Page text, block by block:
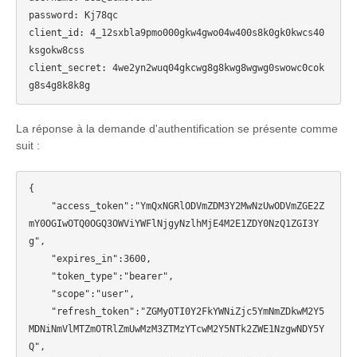
password: Kj78qc
client_id: 4_12sxbla9pmo000gkw4gwo04w400s8k0gk0kwcs40
ksgokw8css
client_secret: 4we2yn2wuq04gkcwg8g8kwg8wgwg0swowc0cok
La réponse à la demande d'authentification se présente comme
suit :
{
mY0OGIwOTQ0OGQ3OWViYWFlNjgyNzlhMjE4M2E1ZDY0NzQ1ZGI3Y
g",
MDNiNmVlMTZmOTRlZmUwMzM3ZTMzYTcwM2Y5NTk2ZWE1NzgwNDY5Y
Q",